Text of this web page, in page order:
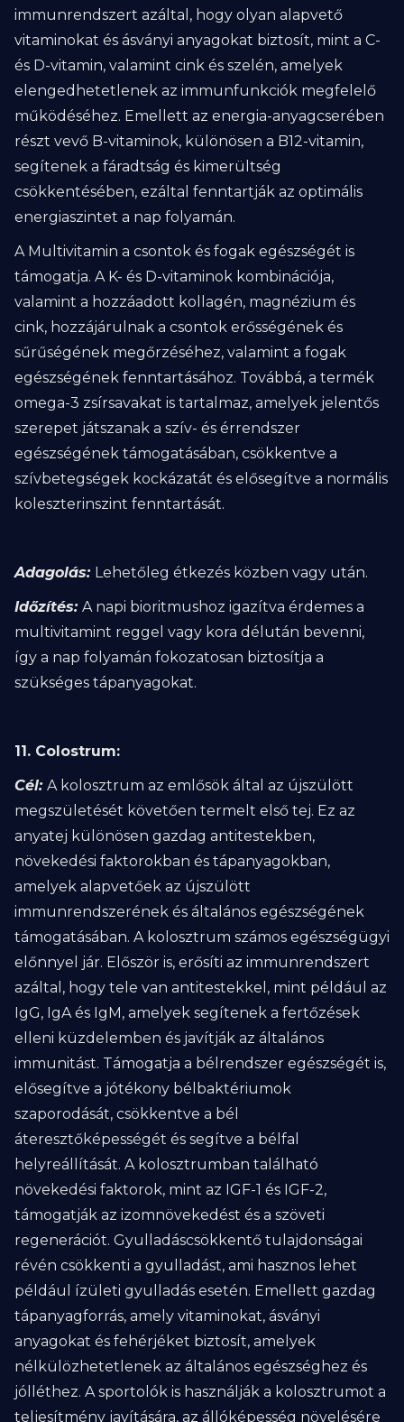
immunrendszert azáltal, hogy olyan alapvető
vitaminokat és ásványi anyagokat biztosít, mint a C-
és D-vitamin, valamint cink és szelén, amelyek
elengedhetetlenek az immunfunkciók megfelelő
működéséhez. Emellett az energia-anyagcserében
részt vevő B-vitaminok, különösen a B12-vitamin,
segítenek a fáradtság és kimerültség
csökkentésében, ezáltal fenntartják az optimális
energiaszintet a nap folyamán.
A Multivitamin a csontok és fogak egészségét is
támogatja. A K- és D-vitaminok kombinációja,
valamint a hozzáadott kollagén, magnézium és
cink, hozzájárulnak a csontok erősségének és
sűrűségének megőrzéséhez, valamint a fogak
egészségének fenntartásához. Továbbá, a termék
omega-3 zsírsavakat is tartalmaz, amelyek jelentős
szerepet játszanak a szív- és érrendszer
egészségének támogatásában, csökkentve a
szívbetegségek kockázatát és elősegítve a normális
koleszterinszint fenntartását​.
Adagolás: Lehetőleg étkezés közben vagy után.
Időzítés: A napi bioritmushoz igazítva érdemes a
multivitamint reggel vagy kora délután bevenni,
így a nap folyamán fokozatosan biztosítja a
szükséges tápanyagokat.
11. Colostrum:
Cél: A kolosztrum az emlősök által az újszülött
megszületését követően termelt első tej. Ez az
anyatej különösen gazdag antitestekben,
növekedési faktorokban és tápanyagokban,
amelyek alapvetőek az újszülött
immunrendszerének és általános egészségének
támogatásában. A kolosztrum számos egészségügyi
előnnyel jár. Először is, erősíti az immunrendszert
azáltal, hogy tele van antitestekkel, mint például az
IgG, IgA és IgM, amelyek segítenek a fertőzések
elleni küzdelemben és javítják az általános
immunitást. Támogatja a bélrendszer egészségét is,
elősegítve a jótékony bélbaktériumok
szaporodását, csökkentve a bél
áteresztőképességét és segítve a bélfal
helyreállítását. A kolosztrumban található
növekedési faktorok, mint az IGF-1 és IGF-2,
támogatják az izomnövekedést és a szöveti
regenerációt. Gyulladáscsökkentő tulajdonságai
révén csökkenti a gyulladást, ami hasznos lehet
például ízületi gyulladás esetén. Emellett gazdag
tápanyagforrás, amely vitaminokat, ásványi
anyagokat és fehérjéket biztosít, amelyek
nélkülözhetetlenek az általános egészséghez és
jólléthez. A sportolók is használják a kolosztrumot a
teljesítmény javítására, az állóképesség növelésére